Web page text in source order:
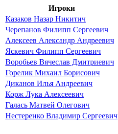
Игроки
Казаков Назар Никитич
Черепанов Филипп Сергеевич
Алексеев Александр Андреевич
Яскевич Филипп Сергеевич
Воробьев Вячеслав Дмитриевич
Горелик Михаил Борисович
Диканов Илья Андреевич
Корж Лука Алексеевич
Галась Матвей Олегович
Нестеренко Владимир Сергеевич